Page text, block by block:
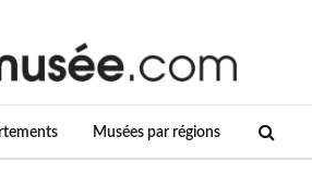
Musées par régions